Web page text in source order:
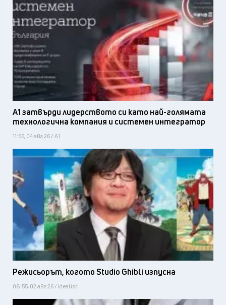
А1 затвърди лидерството си като най-голямата
технологична компания и системен интегратор
11:56, 04 авг 26 / А1
Режисьорът, когото Studio Ghibli изпусна
08:55, 02 авг 26 / Idealisti